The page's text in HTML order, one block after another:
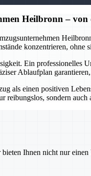
Heilbronn –
konzentrieren, ohne
Ein professionelles
Ablaufplan
als einen positiven
sondern auch
Ihnen nicht nur